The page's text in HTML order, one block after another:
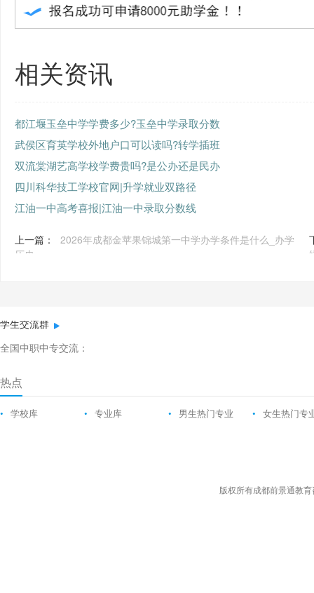
相关资讯
都江堰玉垒中学学费多少?玉垒中学录取分数
武侯区育英学校外地户口可以读吗?转学插班
双流棠湖艺高学校学费贵吗?是公办还是民办
四川科华技工学校官网|升学就业双路径
江油一中高考喜报|江油一中录取分数线
上一篇：
2026年成都金苹果锦城第一中学办学条件是什么_办学
历史
学生交流群
全国中职中专交流：
热点
• 学校库 • 专业库 • 男生热门专业 • 女生热门专
版权所有成都前景通教